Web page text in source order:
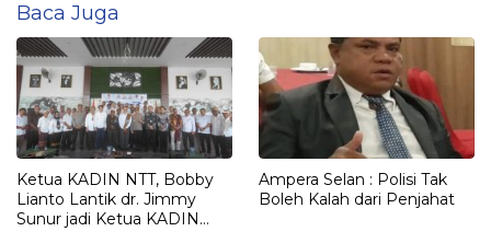
Baca Juga
Ketua KADIN NTT, Bobby
Lianto Lantik dr. Jimmy
Sunur jadi Ketua KADIN
Ampera Selan : Polisi Tak
Boleh Kalah dari Penjahat